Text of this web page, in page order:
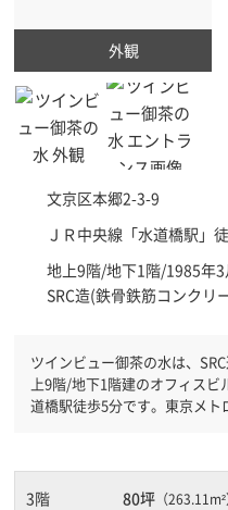
外観
文京区本郷2-3-9
ＪＲ中央線「水道橋駅 」
地上9階/地下1階/1985年3
SRC造(鉄骨鉄筋コンクリ
ツインビュー御茶の水は、
上9階/地下1階建のオフィスビルです。 竣工1985年
道橋駅徒歩5分です。東京メ
対策を検討されている方にオ
なりますので自由に出入りが
3階 80坪 （263.11m²